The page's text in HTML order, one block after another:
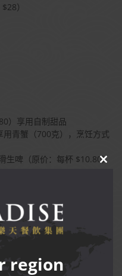
）
）享用自制甜品
青蟹（700克），烹饪方式
生啤（原价：每杯 $10.80）
订位
堂食于Citi 和 OCBC 信用
region